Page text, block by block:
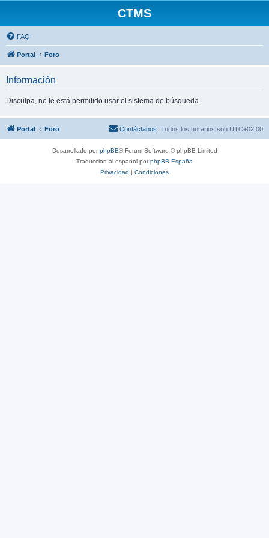
CTMS
FAQ
Portal Foro
Información
Disculpa, no te está permitido usar el sistema de búsqueda.
Portal Foro Todos los horarios son UTC+02:00
Contáctanos
Desarrollado porphpBB® Forum Software © phpBB Limited
Traducción al español porphpBB España
Privacidad | Condiciones